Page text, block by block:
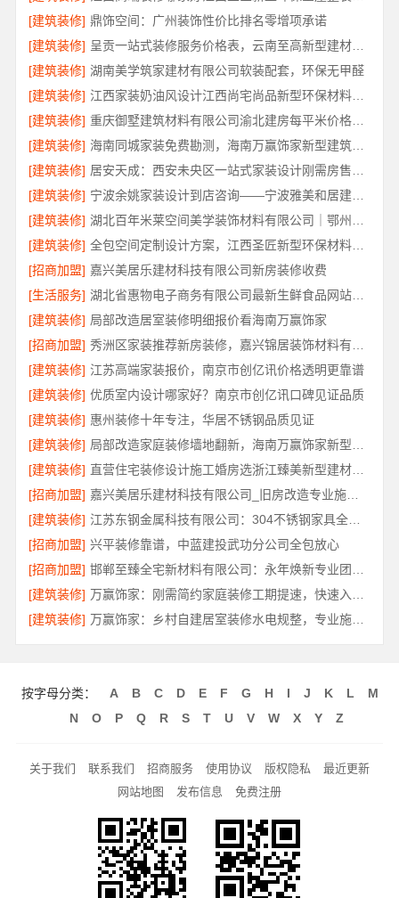
[建筑装修] 鼎饰空间：广州装饰性价比排名零增项承诺
[建筑装修]
呈贡一站式装修服务价格表，云南至高新型建材有限公司闭口合同
[建筑装修] 湖南美学筑家建材有限公司软装配套，环保无甲醛
[建筑装修]
江西家装奶油风设计江西尚宅尚品新型环保材料有限公司
[建筑装修]
重庆御墅建筑材料有限公司渝北建房每平米价格环保材料
[建筑装修]
海南同城家装免费勘测，海南万赢饰家新型建筑材料有限公司
[建筑装修]
[建筑装修]
宁波余姚家装设计到店咨询——宁波雅美和居建材科技有限公司
[建筑装修]
[建筑装修]
全包空间定制设计方案，江西圣匠新型环保材料有限公司
[招商加盟] 嘉兴美居乐建材科技有限公司新房装修收费
[生活服务]
湖北省惠物电子商务有限公司最新生鲜食品网站价格解读
[建筑装修] 局部改造居室装修明细报价看海南万赢饰家
[招商加盟]
[建筑装修] 江苏高端家装报价，南京市创亿讯价格透明更靠谱
[建筑装修] 优质室内设计哪家好？南京市创亿讯口碑见证品质
[建筑装修] 惠州装修十年专注，华居不锈钢品质见证
[建筑装修]
[建筑装修]
直营住宅装修设计施工婚房选浙江臻美新型建材有限公司
[招商加盟]
嘉兴美居乐建材科技有限公司_旧房改造专业施工口碑推荐
[建筑装修]
江苏东钢金属科技有限公司：304不锈钢家具全国地址
[招商加盟] 兴平装修靠谱，中蓝建投武功分公司全包放心
[招商加盟]
[建筑装修]
[建筑装修]
万赢饰家：乡村自建居室装修水电规整，专业施工保障
按字母分类： A B C D E F G H I J K L
M
N
O P Q R S T U V W X Y Z
关于我们 联系我们 招商服务 使用协议 版权隐私
最近更新
网站地图
发布信息 免费注册